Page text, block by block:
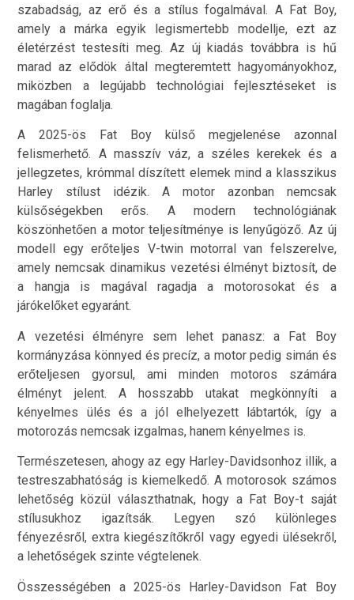
szabadság, az erő és a stílus fogalmával. A Fat Boy,
amely a márka egyik legismertebb modellje, ezt az
életérzést testesíti meg. Az új kiadás továbbra is hű
marad az elődök által megteremtett hagyományokhoz,
miközben a legújabb technológiai fejlesztéseket is
magában foglalja.
A 2025-ös Fat Boy külső megjelenése azonnal
felismerhető. A masszív váz, a széles kerekek és a
jellegzetes, krómmal díszített elemek mind a klasszikus
Harley stílust idézik. A motor azonban nemcsak
külsőségekben erős. A modern technológiának
köszönhetően a motor teljesítménye is lenyűgöző. Az új
modell egy erőteljes V-twin motorral van felszerelve,
amely nemcsak dinamikus vezetési élményt biztosít, de
a hangja is magával ragadja a motorosokat és a
járókelőket egyaránt.
A vezetési élményre sem lehet panasz: a Fat Boy
kormányzása könnyed és precíz, a motor pedig simán és
erőteljesen gyorsul, ami minden motoros számára
élményt jelent. A hosszabb utakat megkönnyíti a
kényelmes ülés és a jól elhelyezett lábtartók, így a
motorozás nemcsak izgalmas, hanem kényelmes is.
Természetesen, ahogy az egy Harley-Davidsonhoz illik, a
testreszabhatóság is kiemelkedő. A motorosok számos
lehetőség közül választhatnak, hogy a Fat Boy-t saját
stílusukhoz igazítsák. Legyen szó különleges
fényezésről, extra kiegészítőkről vagy egyedi ülésekről,
a lehetőségek szinte végtelenek.
Összességében a 2025-ös Harley-Davidson Fat Boy